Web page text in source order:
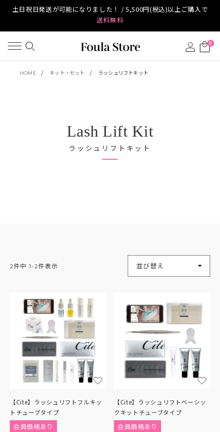
土日祝日発送が可能になりました！ / 5,500円(税込)以上ご購入で
送料無料
0
HOME キット・セット ラッシュリフトキット
Lash Lift Kit
ラッシュリフトキット
並び替え
2件中 1-2件表示
【Cite】ラッシュリフトフルキッ
トチューブタイプ
会員価格あり
【Cite】ラッシュリフトベーシッ
クキットチューブタイプ
会員価格あり